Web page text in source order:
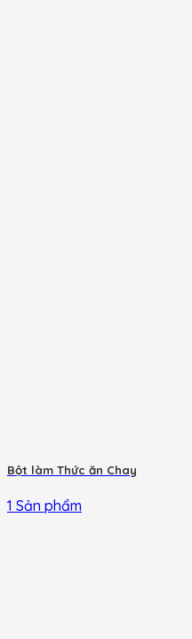
Bột làm Thức ăn Chay
1 Sản phẩm